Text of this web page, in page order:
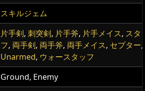
スキルジェム
片手剣, 刺突剣, 片手斧, 片手メイス, スタ
フ, 両手剣, 両手斧, 両手メイス, セプター,
Unarmed, ウォースタッフ
Ground, Enemy